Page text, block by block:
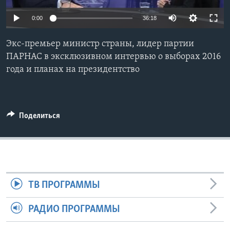
Learning English
СОЦИАЛЬНЫЕ СЕТИ
0:00 36:18
Экс-премьер министр страны, лидер партии
ПАРНАС в эксклюзивном интервью о выборах 2016
года и планах на президентство
Поделиться
ТВ ПРОГРАММЫ
РАДИО ПРОГРАММЫ